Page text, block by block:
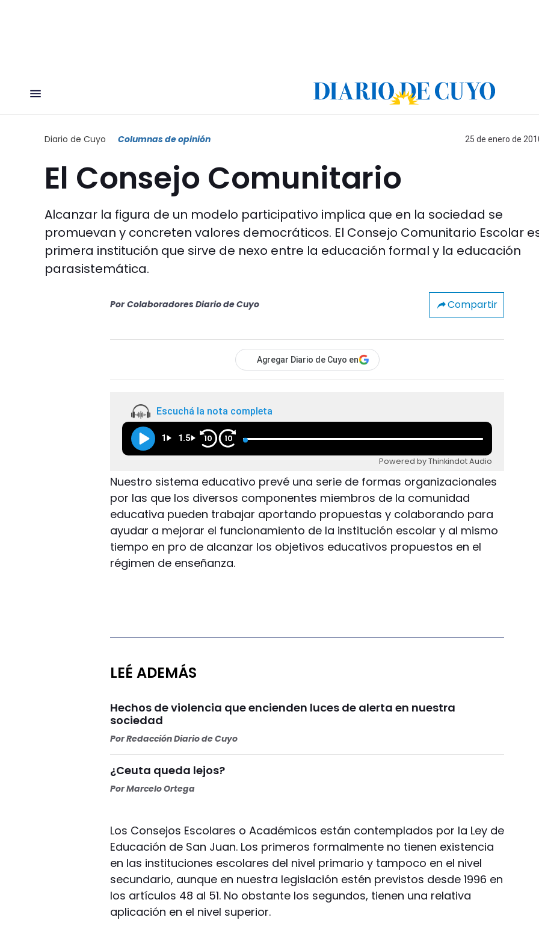
Diario de Cuyo Columnas de opinión 25 de enero de
El Consejo Comunitario
Alcanzar la figura de un modelo participativo implica que en la sociedad se
promuevan y concreten valores democráticos. El Consejo Comunitario Escolar
primera institución que sirve de nexo entre la educación formal y la educación
parasistemática.
Por Colaboradores Diario de Cuyo Compartir
Agregar Diario de Cuyo en
Escuchá la nota completa
1 1.5 10 10
Powered by Thinkindot Audio
Nuestro sistema educativo prevé una serie de formas organizacionales
por las que los diversos componentes miembros de la comunidad
educativa pueden trabajar aportando propuestas y colaborando para
ayudar a mejorar el funcionamiento de la institución escolar y al mismo
tiempo en pro de alcanzar los objetivos educativos propuestos en el
régimen de enseñanza.
LEÉ ADEMÁS
Hechos de violencia que encienden luces de alerta en nuestra
sociedad
PorRedacción Diario de Cuyo
¿Ceuta queda lejos?
PorMarcelo Ortega
Los Consejos Escolares o Académicos están contemplados por la Ley de
Educación de San Juan. Los primeros formalmente no tienen existencia
en las instituciones escolares del nivel primario y tampoco en el nivel
secundario, aunque en nuestra legislación estén previstos desde 1996 en
los artículos 48 al 51. No obstante los segundos, tienen una relativa
aplicación en el nivel superior.